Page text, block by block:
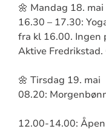
🌼 Mandag 18. mai
16.30 – 17.30:
fra kl 16.00. Ingen
Aktive Fredrikstad.
🌼 Tirsdag 19. mai
08.20:
12.00-14.00: